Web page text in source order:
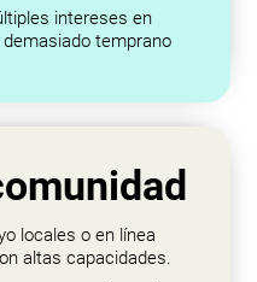
intereses en
temprano
locales o en línea
altas capacidades.